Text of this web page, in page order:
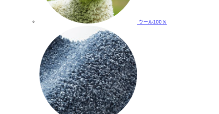
ウール100％